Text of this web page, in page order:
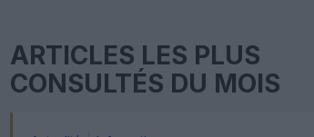
ARTICLES LES PLUS
CONSULTÉS DU MOIS